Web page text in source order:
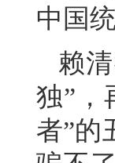
中国
赖
独”，
者”的